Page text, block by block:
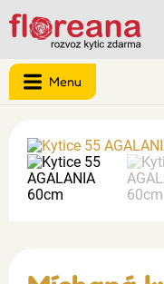
Menu